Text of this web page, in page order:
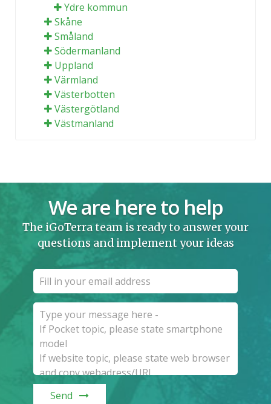
Ydre kommun
Skåne
Småland
Södermanland
Uppland
Värmland
Västerbotten
Västergötland
Västmanland
We are here to help
The iGoTerra team is ready to answer your
questions and implement your ideas
Send